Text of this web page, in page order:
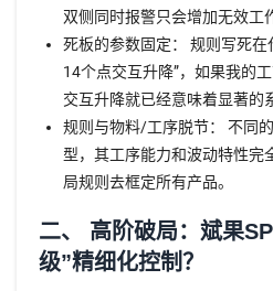
双侧同时报警只会增加无效工
死板的参数固定： 规则写死
14个点交互升降”，如果我的
交互升降就已经意味着显著的
规则与物料/工序脱节： 不同
型，其工序能力和波动特性完
局规则去框定所有产品。
二、 高阶破局：斌果
级”精细化控制？